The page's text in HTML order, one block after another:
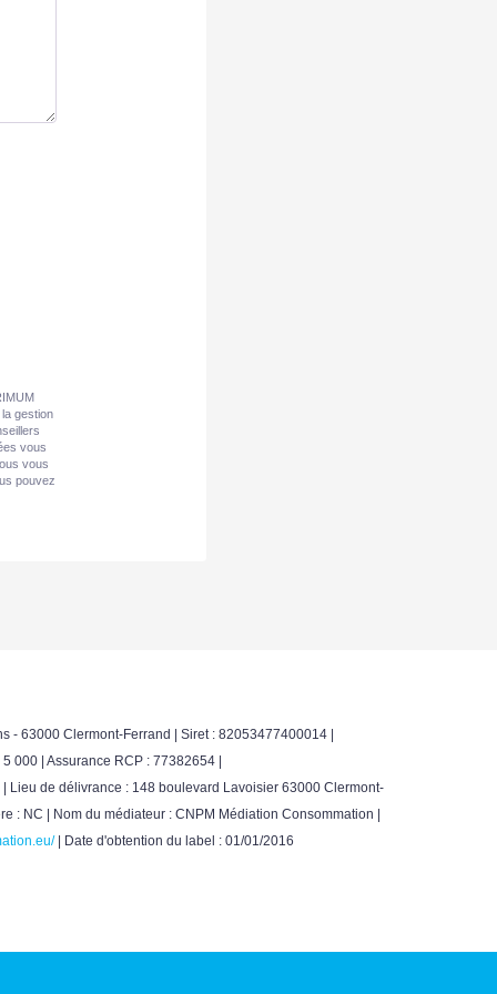
gestion
vous
vous
pouvez
- 63000 Clermont-Ferrand | Siret : 82053477400014 |
000 | Assurance RCP : 77382654 |
Lieu de délivrance : 148 boulevard Lavoisier 63000 Clermont-
: NC | Nom du médiateur : CNPM Médiation Consommation |
| Date d'obtention du label : 01/01/2016